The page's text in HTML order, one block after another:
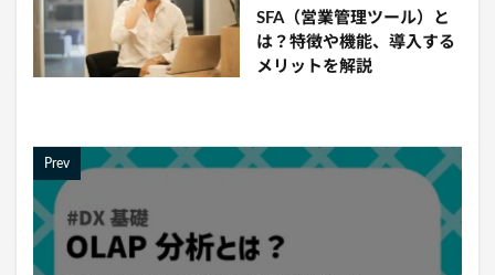
SFA（営業管理ツール）と
は？特徴や機能、導入する
メリットを解説
Prev